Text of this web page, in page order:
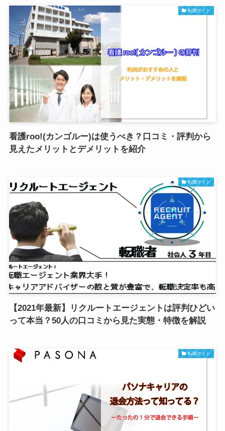
転職サイト
看護roo!(カンゴルー)は使うべき？口コミ・評判から
見えたメリットとデメリットを紹介
転職サイト
【2021年最新】リクルートエージェントは評判ひどい
って本当？50人の口コミから見た実態・特徴を解説
転職サイト